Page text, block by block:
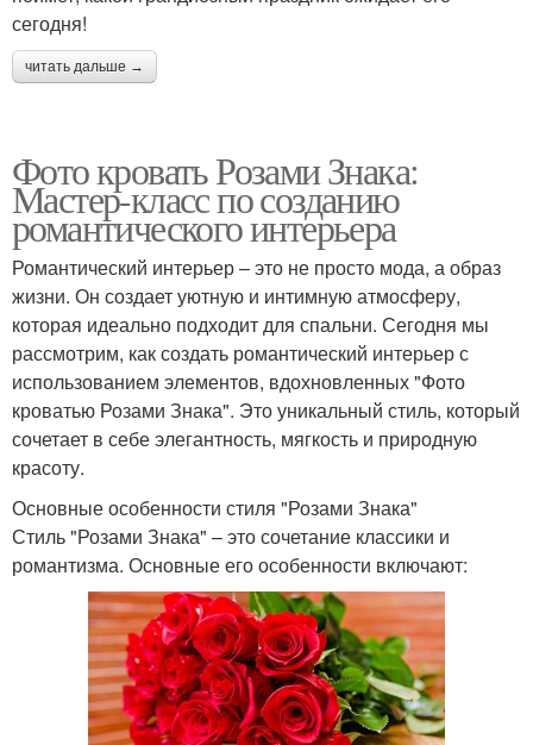
сегодня!
читать дальше →
Фото кровать Розами Знака:
Мастер-класс по созданию
романтического интерьера
Романтический интерьер – это не просто мода, а образ
жизни. Он создает уютную и интимную атмосферу,
которая идеально подходит для спальни. Сегодня мы
рассмотрим, как создать романтический интерьер с
использованием элементов, вдохновленных "Фото
кроватью Розами Знака". Это уникальный стиль, который
сочетает в себе элегантность, мягкость и природную
красоту.
Основные особенности стиля "Розами Знака"
Стиль "Розами Знака" – это сочетание классики и
романтизма. Основные его особенности включают: